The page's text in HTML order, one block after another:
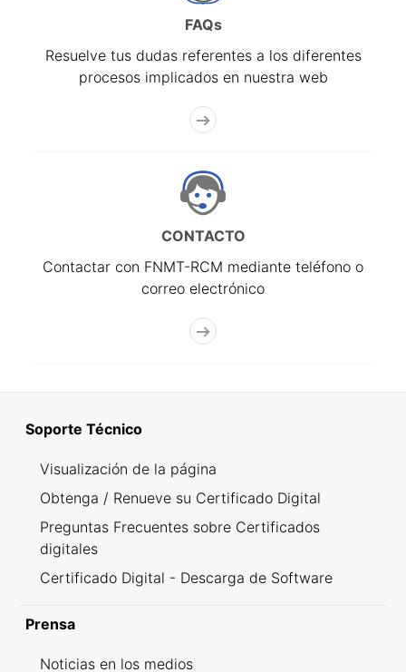
FAQs
Resuelve tus dudas referentes a los diferentes
procesos implicados en nuestra web
CONTACTO
Contactar con FNMT-RCM mediante teléfono o
correo electrónico
Soporte Técnico
Visualización de la página
Obtenga / Renueve su Certificado Digital
Preguntas Frecuentes sobre Certificados
digitales
Certificado Digital - Descarga de Software
Prensa
Noticias en los medios